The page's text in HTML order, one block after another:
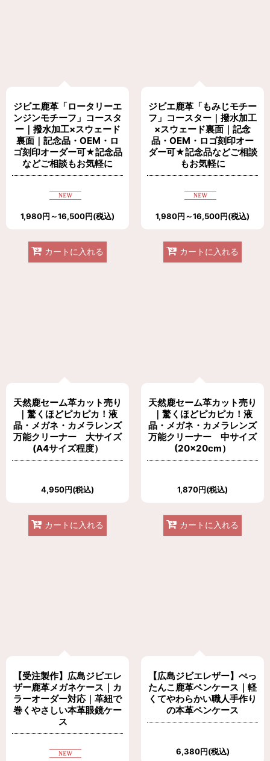
ジビエ鹿革「ロータリーエ
ンジンモチーフ」コースタ
ー｜撥水加工×スウェード
裏面｜記念品・OEM・ロ
ゴ刻印オーダー可★記念品
などご相談もお気軽に
1,980円～16,500円(税込)
カートに入れる
ジビエ鹿革「もみじモチー
フ」コースター｜撥水加工
×スウェード裏面｜記念
品・OEM・ロゴ刻印オー
ダー可★記念品などご相談
もお気軽に
1,980円～16,500円(税込)
カートに入れる
天然鹿セーム革カット売り
｜驚くほどピカピカ！液
晶・メガネ・カメラレンズ
万能クリーナー 大サイズ
(A4サイズ程度）
4,950円(税込)
カートに入れる
天然鹿セーム革カット売り
｜驚くほどピカピカ！液
晶・メガネ・カメラレンズ
万能クリーナー 中サイズ
(20×20cm）
1,870円(税込)
カートに入れる
【受注製作】広島ジビエレ
ザー鹿革メガネケース｜カ
ラーオーダー対応｜革紐で
巻くやさしい本革眼鏡ケー
ス
【広島ジビエレザー】ぺっ
たんこ鹿革ペンケース｜軽
くてやわらかい職人手作り
の本革ペンケース
6,380円(税込)